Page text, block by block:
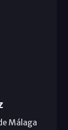
Málaga